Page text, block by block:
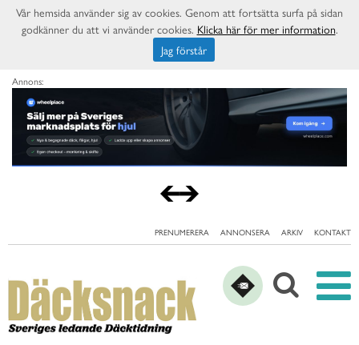
Annons:
PRENUMERERA ANNONSERA ARKIV KONTAKT
Vår hemsida använder sig av cookies. Genom att fortsätta surfa på sidan
godkänner du att vi använder cookies. Klicka här för mer information.
Jag förstår